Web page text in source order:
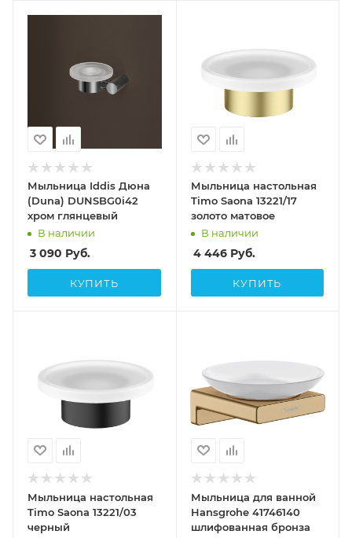
Мыльница Iddis Дюна
(Duna) DUNSBG0i42
хром глянцевый
В наличии
3 090 Руб.
КУПИТЬ
Мыльница настольная
Timo Saona 13221/17
золото матовое
В наличии
4 446Руб.
КУПИТЬ
Мыльница настольная
Timo Saona 13221/03
черный
Мыльница для ванной
Hansgrohe 41746140
шлифованная бронза